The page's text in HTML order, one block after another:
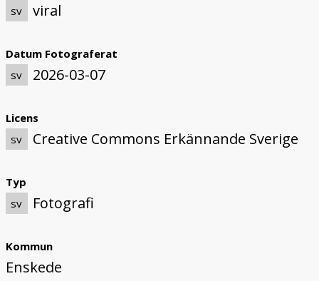
sv viral
Datum Fotograferat
sv
2026-03-07
Licens
sv
Creative Commons Erkännande Sverige
Typ
sv
Fotografi
Kommun
Enskede